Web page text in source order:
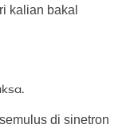
kalian bakal
di sinetron